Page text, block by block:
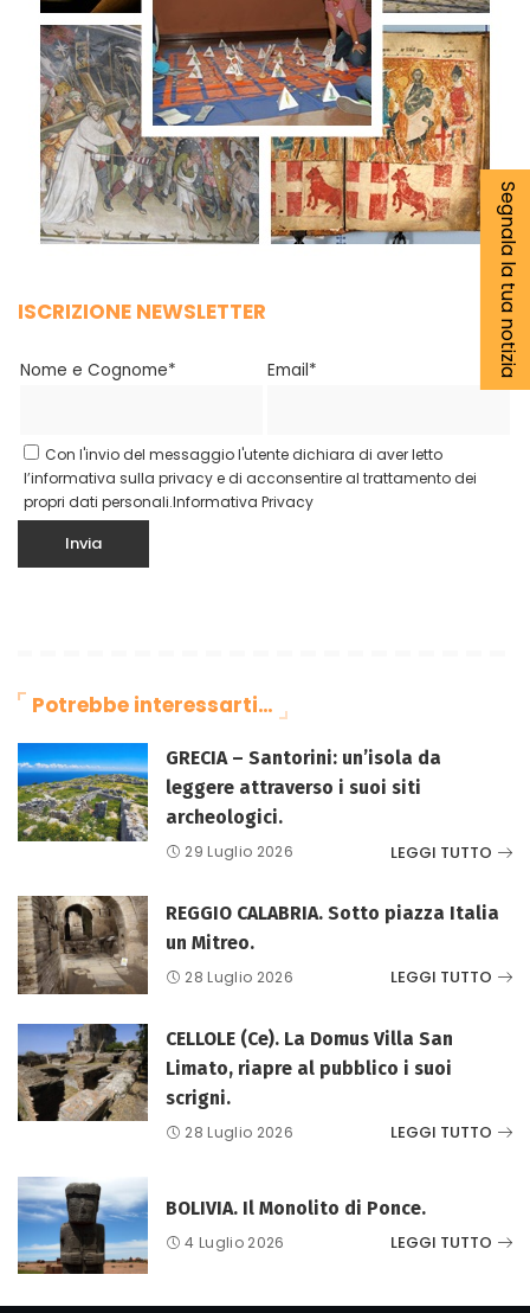
ISCRIZIONE NEWSLETTER
Nome e Cognome* Email*
Con l'invio del messaggio l'utente dichiara di aver letto
l’informativa sulla privacy e di acconsentire al trattamento dei
propri dati personali.Informativa Privacy
Potrebbe interessarti…
GRECIA – Santorini: un’isola da
leggere attraverso i suoi siti
archeologici.
29 Luglio 2026 LEGGI TUTTO
REGGIO CALABRIA. Sotto piazza Italia
un Mitreo.
28 Luglio 2026 LEGGI TUTTO
CELLOLE (Ce). La Domus Villa San
Limato, riapre al pubblico i suoi
scrigni.
28 Luglio 2026 LEGGI TUTTO
BOLIVIA. Il Monolito di Ponce.
4 Luglio 2026 LEGGI TUTTO
Segnala la tua notizia